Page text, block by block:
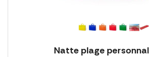
Natte plage